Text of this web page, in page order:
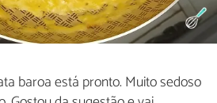
baroa está pronto. Muito sedoso